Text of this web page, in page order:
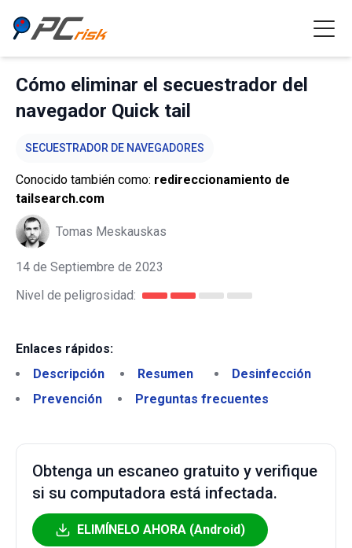
Cómo eliminar el secuestrador del
navegador Quick tail
SECUESTRADOR DE NAVEGADORES
Conocido también como: redireccionamiento de
tailsearch.com
Tomas Meskauskas
14 de Septiembre de 2023
Nivel de peligrosidad:
Enlaces rápidos:
Descripción
Resumen
Desinfección
Prevención
Preguntas frecuentes
Obtenga un escaneo gratuito y verifique
si su computadora está infectada.
ELIMÍNELO AHORA (Android)